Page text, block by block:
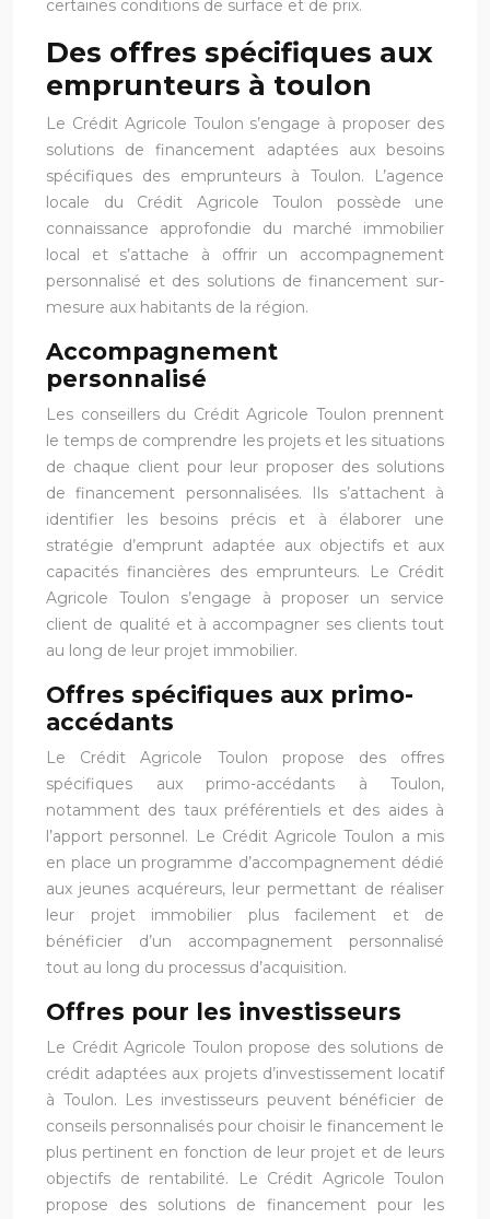
certaines conditions de surface et de prix.
Des offres spécifiques aux
emprunteurs à toulon
Le Crédit Agricole Toulon s’engage à proposer des
solutions de financement adaptées aux besoins
spécifiques des emprunteurs à Toulon. L’agence
locale du Crédit Agricole Toulon possède une
connaissance approfondie du marché immobilier
local et s’attache à offrir un accompagnement
personnalisé et des solutions de financement sur-
mesure aux habitants de la région.
Accompagnement
personnalisé
Les conseillers du Crédit Agricole Toulon prennent
le temps de comprendre les projets et les situations
de chaque client pour leur proposer des solutions
de financement personnalisées. Ils s’attachent à
identifier les besoins précis et à élaborer une
stratégie d’emprunt adaptée aux objectifs et aux
capacités financières des emprunteurs. Le Crédit
Agricole Toulon s’engage à proposer un service
client de qualité et à accompagner ses clients tout
au long de leur projet immobilier.
Offres spécifiques aux primo-
accédants
Le Crédit Agricole Toulon propose des offres
spécifiques aux primo-accédants à Toulon,
notamment des taux préférentiels et des aides à
l’apport personnel. Le Crédit Agricole Toulon a mis
en place un programme d’accompagnement dédié
aux jeunes acquéreurs, leur permettant de réaliser
leur projet immobilier plus facilement et de
bénéficier d’un accompagnement personnalisé
tout au long du processus d’acquisition.
Offres pour les investisseurs
Le Crédit Agricole Toulon propose des solutions de
crédit adaptées aux projets d’investissement locatif
à Toulon. Les investisseurs peuvent bénéficier de
conseils personnalisés pour choisir le financement le
plus pertinent en fonction de leur projet et de leurs
objectifs de rentabilité. Le Crédit Agricole Toulon
propose des solutions de financement pour les